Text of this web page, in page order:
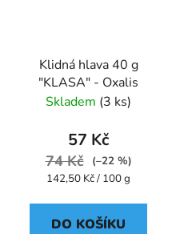
Klidná hlava 40 g
"KLASA" - Oxalis
Skladem (3 ks)
57 Kč
74 Kč
(–22 %)
Měrná
142,50 Kč / 100 g
DO KOŠÍKU